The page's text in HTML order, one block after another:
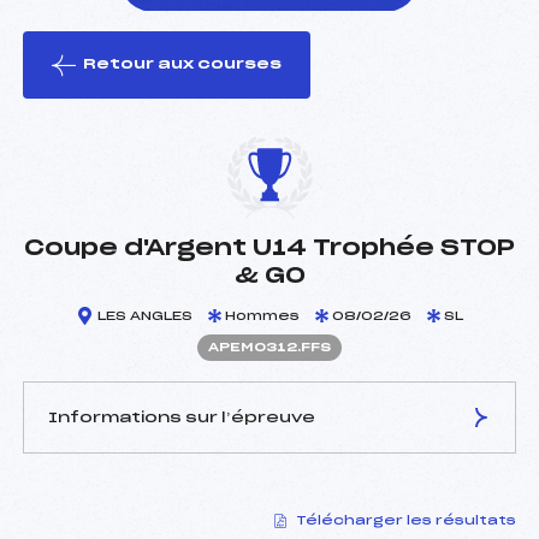
le ski
Retour aux courses
Coupe d'Argent U14 Trophée STOP
& GO
LES ANGLES Hommes 08/02/26 SL
APEM0312.FFS
Informations sur l’épreuve
PASQUINI DOMINIQUE
Télécharger les résultats